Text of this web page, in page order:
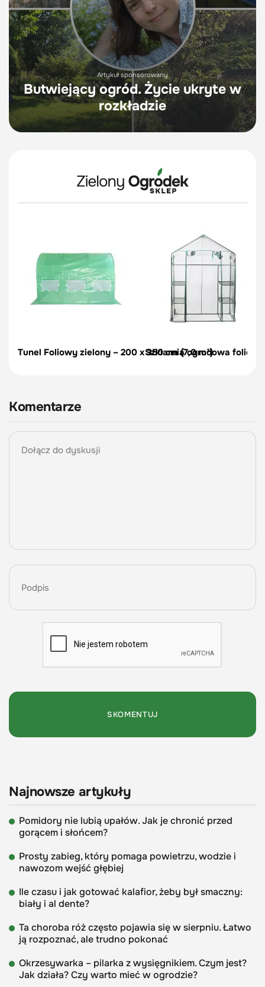
Artykuł sponsorowany
Butwiejący ogród. Życie ukryte w
rozkładzie
Tunel Foliowy zielony – 200 x 350 cm (7,0 m²)
Szklarnia ogrodowa
Komentarze
Najnowsze artykuły
Pomidory nie lubią upałów. Jak je chronić przed
gorącem i słońcem?
Prosty zabieg, który pomaga powietrzu, wodzie i
nawozom wejść głębiej
Ile czasu i jak gotować kalafior, żeby był smaczny:
biały i al dente?
Ta choroba róż często pojawia się w sierpniu. Łatwo
ją rozpoznać, ale trudno pokonać
Okrzesywarka – pilarka z wysięgnikiem. Czym jest?
Jak działa? Czy warto mieć w ogrodzie?